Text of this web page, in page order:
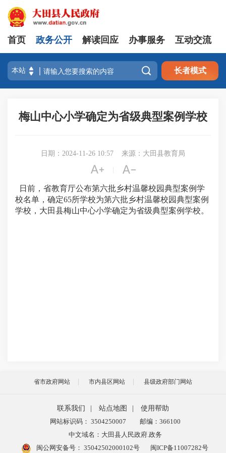
首页 政务公开 解读回应 办事服务 互动交流
 长者模式
梅山中心小学确定为省级典型案例学校
日期：2024-11-26 10:57 来源：大田县教育局
 
日前，省教育厅公布第六批乡村温馨校园典型案例学
校名单，确定65所学校为第六批乡村温馨校园典型案例
学校，大田县梅山中心小学确定为省级典型案例学校。
省市政府网站 市内县区网站 县级政府部门网站
联系我们 站点地图
使用帮助
网站标识码： 3504250007
邮编：366100
中文域名：大田县人民政府.政务
闽公网安备号： 35042502000102号 闽ICP备11007282号